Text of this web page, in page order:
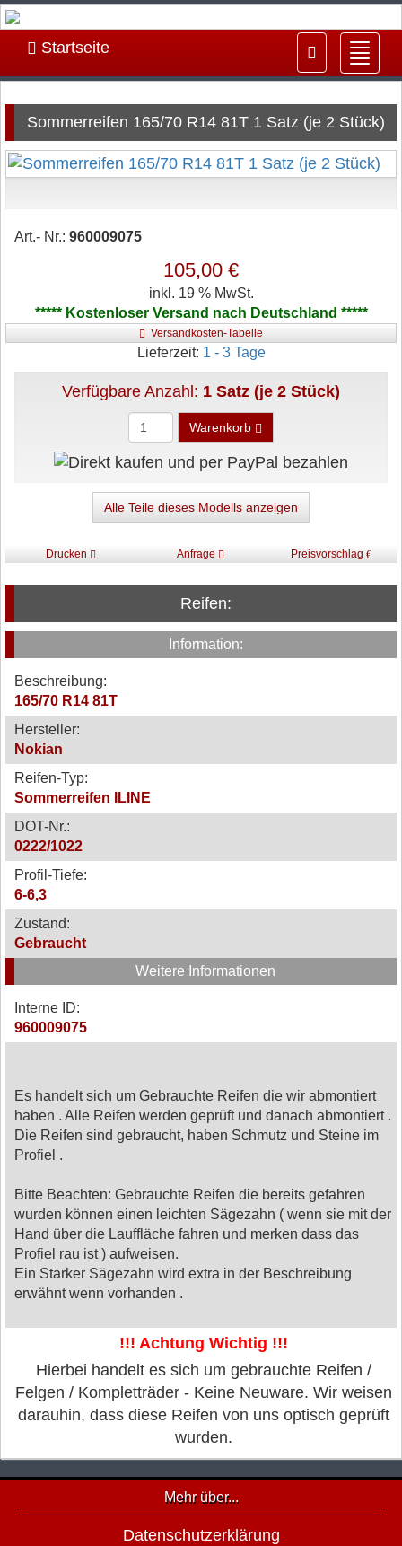
ein-/
Startseite
Sommerreifen 165/70 R14 81T 1 Satz (je 2 Stück)
Art.- Nr.: 960009075
105,00 €
inkl. 19 % MwSt.
***** Kostenloser Versand nach Deutschland *****
Versandkosten-Tabelle
Lieferzeit: 1 - 3 Tage
Verfügbare Anzahl: 1 Satz (je 2 Stück)
Warenkorb
Alle Teile dieses Modells anzeigen
Drucken Anfrage Preisvorschlag
Reifen:
Information:
Beschreibung:
165/70 R14 81T
Hersteller:
Nokian
Reifen-Typ:
Sommerreifen ILINE
DOT-Nr.:
0222/1022
Profil-Tiefe:
6-6,3
Zustand:
Gebraucht
Weitere Informationen
Interne ID:
960009075
Es handelt sich um Gebrauchte Reifen die wir abmontiert
haben . Alle Reifen werden geprüft und danach abmontiert .
Die Reifen sind gebraucht, haben Schmutz und Steine im
Profiel .
Bitte Beachten: Gebrauchte Reifen die bereits gefahren
wurden können einen leichten Sägezahn ( wenn sie mit der
Hand über die Lauffläche fahren und merken dass das
Profiel rau ist ) aufweisen.
Ein Starker Sägezahn wird extra in der Beschreibung
erwähnt wenn vorhanden .
!!! Achtung Wichtig !!!
Hierbei handelt es sich um gebrauchte Reifen /
Felgen / Kompletträder - Keine Neuware. Wir weisen
darauhin, dass diese Reifen von uns optisch geprüft
wurden.
Mehr über...
Datenschutzerklärung